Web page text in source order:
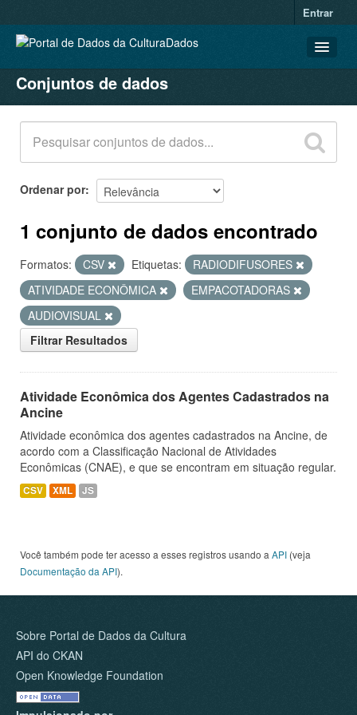
Entrar
CONJUNTOS DE DADOS
ORGANIZAÇÕES
GRUPOS
SOBRE
Conjuntos de dados
Ordenar por
1 conjunto de dados encontrado
Formatos: CSV Etiquetas:
RADIODIFUSORES
ATIVIDADE ECONÔMICA
EMPACOTADORAS
AUDIOVISUAL
Filtrar Resultados
Atividade Econômica dos Agentes Cadastrados na
Ancine
Atividade econômica dos agentes cadastrados na Ancine, de
acordo com a Classificação Nacional de Atividades
Econômicas (CNAE), e que se encontram em situação regular.
CSV XML JS
Você também pode ter acesso a esses registros usando a API (veja
Documentação da API).
Sobre Portal de Dados da Cultura
API do CKAN
Open Knowledge Foundation